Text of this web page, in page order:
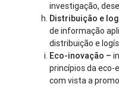
investigação,
Distribuição e
de informação
distribuição e
Eco-inovação –
princípios da eco-
com vista a